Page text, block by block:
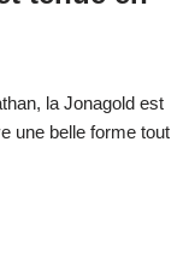
la Jonagold est
une belle forme tout